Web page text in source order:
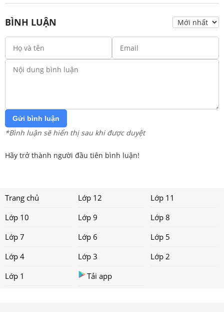
BÌNH LUẬN
Gửi bình luận
*Bình luận sẽ hiển thị sau khi được duyệt
Hãy trở thành người đầu tiên bình luận!
Trang chủ Lớp 12
Lớp 11
Lớp 10
Lớp 9
Lớp 8
Lớp 7
Lớp 6
Lớp 5
Lớp 4
Lớp 3
Lớp 2
Lớp 1
Tải app